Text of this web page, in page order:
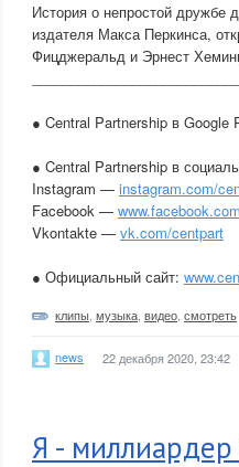
История о непростой
издателя Макса Перкинса,
Фицджеральд и Эрнест
● Central Partnership в Google
● Central Partnership в
Instagram — instagram.com/
Facebook —
Vkontakte — vk.com/centpart
● Официальный сайт:
клипы музыка видео смотреть
news 22 декабря 2020, 23:42
Я -